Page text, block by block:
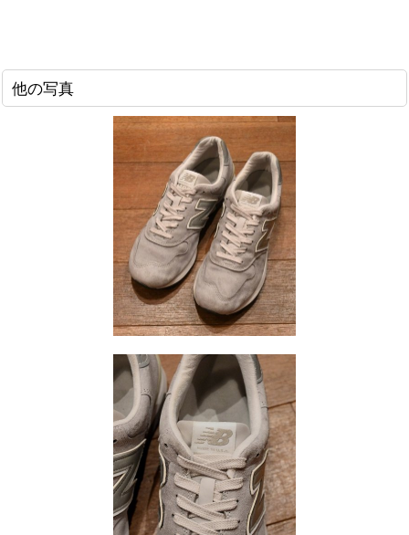
他の写真